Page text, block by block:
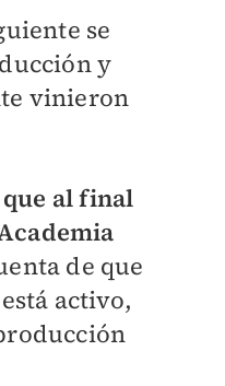
se
y
vinieron
al final
de que
activo,